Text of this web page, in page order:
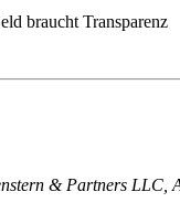
braucht Transparenz
& Partners LLC,